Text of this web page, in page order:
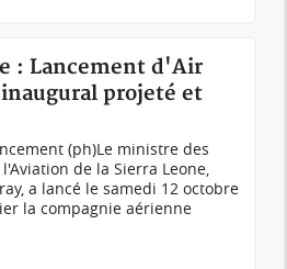
: Lancement d'Air
projeté et
(ph)Le ministre des
de la Sierra Leone,
a lancé le samedi 12 octobre
la compagnie aérienne